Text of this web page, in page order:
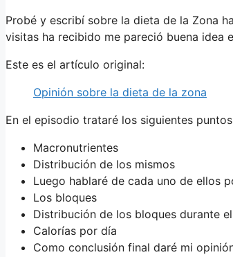
Probé y escribí sobre la dieta de la Zona
visitas ha recibido me pareció buena idea
Este es el artículo original:
Opinión sobre la dieta de la zona
En el episodio trataré los siguientes
Macronutrientes
Distribución de los mismos
Luego hablaré de cada uno de ellos
Los bloques
Distribución de los bloques durante
Calorías por día
Como conclusión final daré mi